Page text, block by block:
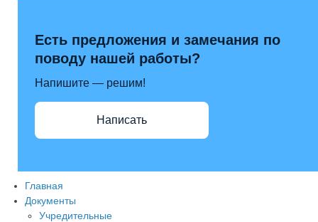
Есть предложения и замечания по
поводу нашей работы?
Напишите — решим!
Написать
Главная
Документы
Учредительные